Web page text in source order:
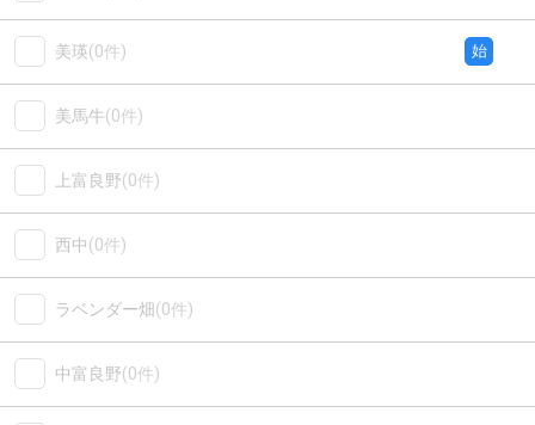
美瑛(0件) 始
美馬牛(0件)
上富良野(0件)
西中(0件)
ラベンダー畑(0件)
中富良野(0件)